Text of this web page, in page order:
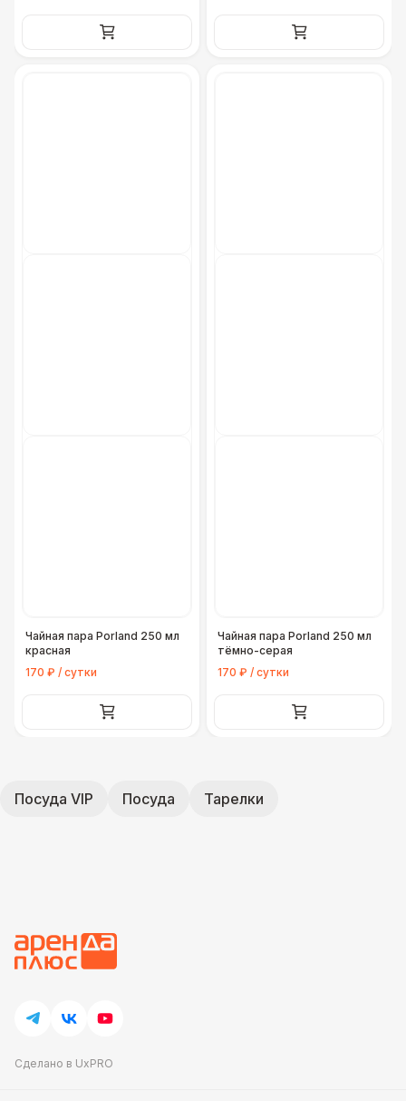
Чайная пара Porland 250 мл
красная
170 ₽ / сутки
Чайная пара Porland 250 мл
тёмно-серая
170 ₽ / сутки
Посуда VIP Посуда Тарелки
Сделано в UxPRO